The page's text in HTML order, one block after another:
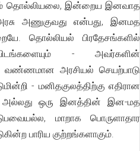
தொல்லியலை, இன்றைய இனவாத
அணுகுவது என்பது, இனமத
தொல்லியல் பிரதேசங்களில்
- அவர்களின்
வண்ணமான அரசியல் செயற்பாடு
- மனிதகுலத்திற்கு எதிரான
அல்லது ஒரு இனத்தின் இன-மத
மாறாக பொருளாதார
பாரிய குற்றங்களாகும்.